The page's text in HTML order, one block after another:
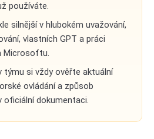
používáte.
silnější v hlubokém uvažování,
vlastních GPT a práci
Microsoftu.
týmu si vždy ověřte aktuální
ovládání a způsob
oficiální dokumentaci.